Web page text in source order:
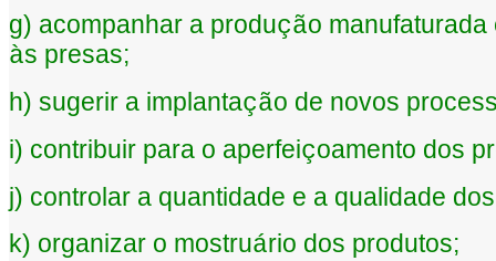
g) acompanhar a produção
às presas;
h) sugerir a implantação de novos
i) contribuir para o aperfeiçoamento dos
j) controlar a quantidade e a qualidade
k) organizar o mostruário dos produtos;